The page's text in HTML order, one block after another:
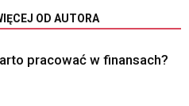
OD AUTORA
pracować w finansach?